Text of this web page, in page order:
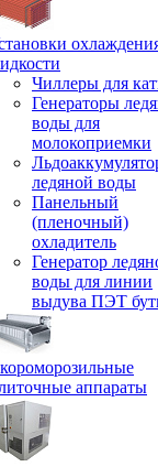
Чиллеры для
Генераторы
воды для
молокоприемки
ледяной воды
Панельный
(пленочный)
охладитель
Генератор
воды для линии
выдува ПЭТ
аппараты